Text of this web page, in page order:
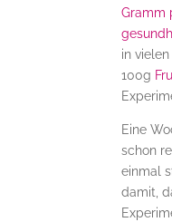
Gramm
in
100g
Eine
schon
einmal
damit,